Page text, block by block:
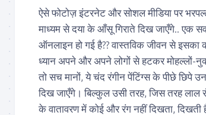
ऐसे फोटोज़ इंटरनेट और सोशल मीडिया पर
माध्यम से दया के आँसू गिराते दिख जाएँगे.. एक
ऑनलाइन हो गई है?? वास्तविक जीवन से इसका
ध्यान अपने और अपने लोगों से हटकर मोहल्लों-
तो सच मानों, ये चंद रंगीन पेंटिंग्स के पीछे छिपे
दिख जाएँगे। बिल्कुल उसी तरह, जिस तरह लाल
के वातावरण में कोई और रंग नहीं दिखता, दिखती